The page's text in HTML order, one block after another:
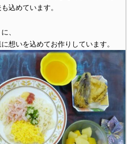
込めています。
、
想いを込めてお作りしています。